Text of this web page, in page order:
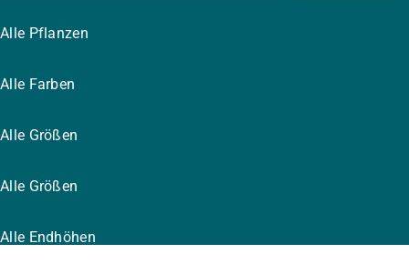
Alle Pflanzen
Alle Farben
Alle Größen
Alle Größen
Alle Endhöhen